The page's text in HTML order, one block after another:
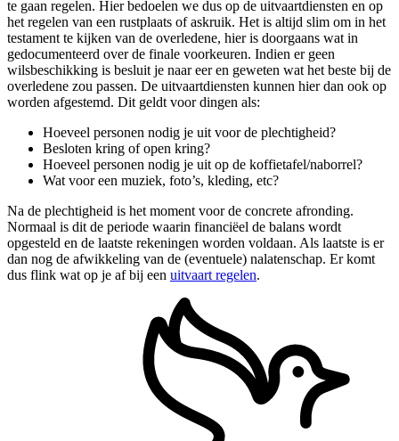
te gaan regelen. Hier bedoelen we dus op de uitvaartdiensten en op
het regelen van een rustplaats of askruik. Het is altijd slim om in het
testament te kijken van de overledene, hier is doorgaans wat in
gedocumenteerd over de finale voorkeuren. Indien er geen
wilsbeschikking is besluit je naar eer en geweten wat het beste bij de
overledene zou passen. De uitvaartdiensten kunnen hier dan ook op
worden afgestemd. Dit geldt voor dingen als:
Hoeveel personen nodig je uit voor de plechtigheid?
Besloten kring of open kring?
Hoeveel personen nodig je uit op de koffietafel/naborrel?
Wat voor een muziek, foto’s, kleding, etc?
Na de plechtigheid is het moment voor de concrete afronding.
Normaal is dit de periode waarin financiëel de balans wordt
opgesteld en de laatste rekeningen worden voldaan. Als laatste is er
dan nog de afwikkeling van de (eventuele) nalatenschap. Er komt
dus flink wat op je af bij een uitvaart regelen.